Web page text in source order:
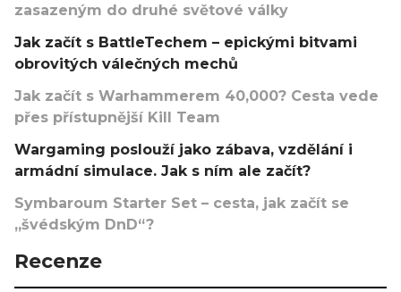
zasazeným do druhé světové války
Jak začít s BattleTechem – epickými bitvami
obrovitých válečných mechů
Jak začít s Warhammerem 40,000? Cesta vede
přes přístupnější Kill Team
Wargaming poslouží jako zábava, vzdělání i
armádní simulace. Jak s ním ale začít?
Symbaroum Starter Set – cesta, jak začít se
„švédským DnD“?
Recenze